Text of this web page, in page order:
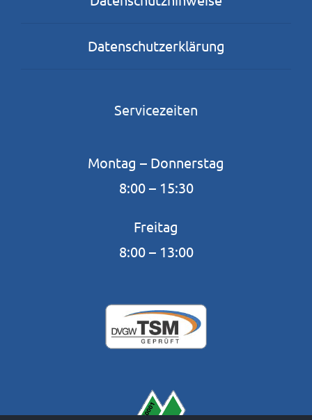
Servicezeiten
Montag – Donnerstag
8:00 – 15:30
Freitag
8:00 – 13:00
Datenschutzerklärung